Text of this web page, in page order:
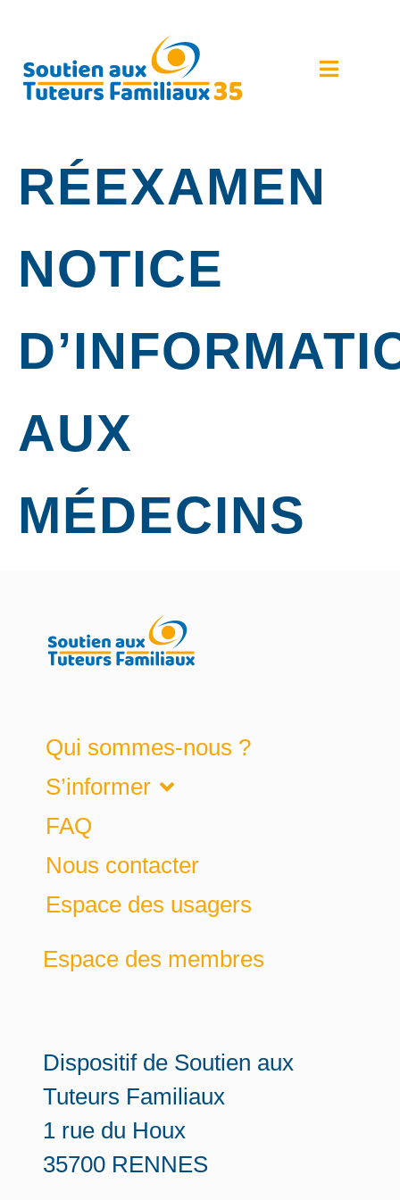
RÉEXAMEN
NOTICE
AUX
MÉDECINS
Qui sommes-nous ?
S’informer
FAQ
Nous contacter
Espace des usagers
Espace des membres
Dispositif de Soutien aux
Tuteurs Familiaux
1 rue du Houx
35700 RENNES